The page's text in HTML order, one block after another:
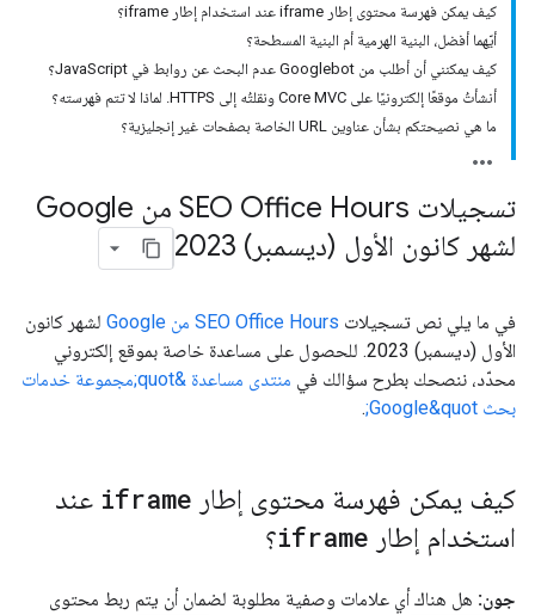
كيف يمكن فهرسة محتوى إطار iframe عند استخدام إطار iframe؟
أيّهما أفضل، البنية الهرمية أم البنية المسطحة؟
كيف يمكنني أن أطلب من Googlebot عدم البحث عن روابط في JavaScript؟
أنشأتُ موقعًا إلكترونيًا على Core MVC ونقلتُه إلى HTTPS. لماذا لا تتم فهرسته؟
ما هي نصيحتكم بشأن عناوين URL الخاصة بصفحات غير إنجليزية؟
تسجيلات SEO Office Hours من Google
لشهر كانون الأول (ديسمبر) 2023
في ما يلي نص تسجيلات SEO Office Hours من Google
لشهر كانون
الأول (ديسمبر) 2023. للحصول على مساعدة خاصة بموقع إلكتروني
محدّد، ننصحك بطرح سؤالك في
منتدى مساعدة &quot;مجموعة خدمات
بحث Google&quot;
.
كيف يمكن فهرسة محتوى إطار iframe عند
استخدام إطار iframe؟
جون: هل هناك أي علامات وصفية مطلوبة لضمان أن يتم ربط محتوى